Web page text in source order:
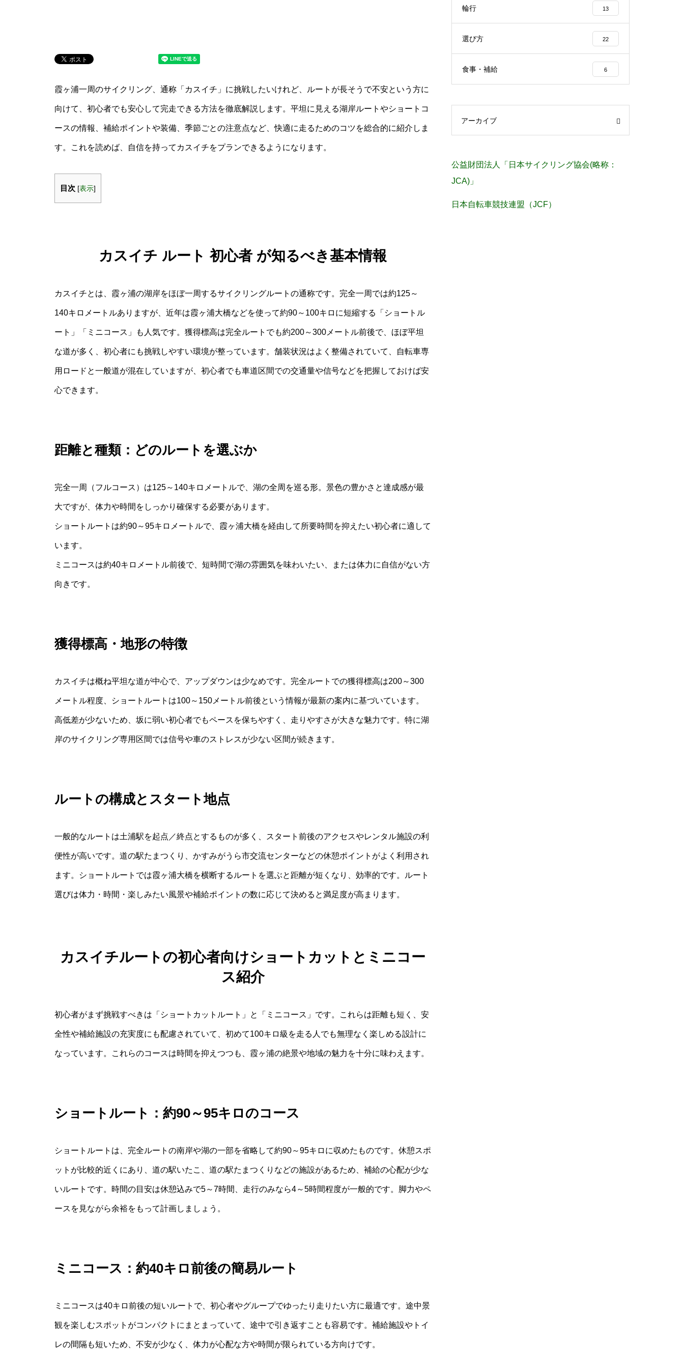
霞ヶ浦一周のサイクリング、通称「カスイチ」に挑戦したいけれど、ルートが長そうで不安という方に
向けて、初心者でも安心して完走できる方法を徹底解説します。平坦に見える湖岸ルートやショートコ
ースの情報、補給ポイントや装備、季節ごとの注意点など、快適に走るためのコツを総合的に紹介しま
す。これを読めば、自信を持ってカスイチをプランできるようになります。
目次 [表示]
カスイチ ルート 初心者 が知るべき基本情報
カスイチとは、霞ヶ浦の湖岸をほぼ一周するサイクリングルートの通称です。完全一周では約125～
140キロメートルありますが、近年は霞ヶ浦大橋などを使って約90～100キロに短縮する「ショートル
ート」「ミニコース」も人気です。獲得標高は完全ルートでも約200～300メートル前後で、ほぼ平坦
な道が多く、初心者にも挑戦しやすい環境が整っています。舗装状況はよく整備されていて、自転車専
用ロードと一般道が混在していますが、初心者でも車道区間での交通量や信号などを把握しておけば安
心できます。
距離と種類：どのルートを選ぶか
完全一周（フルコース）は125～140キロメートルで、湖の全周を巡る形。景色の豊かさと達成感が最
大ですが、体力や時間をしっかり確保する必要があります。
ショートルートは約90～95キロメートルで、霞ヶ浦大橋を経由して所要時間を抑えたい初心者に適して
います。
ミニコースは約40キロメートル前後で、短時間で湖の雰囲気を味わいたい、または体力に自信がない方
向きです。
獲得標高・地形の特徴
カスイチは概ね平坦な道が中心で、アップダウンは少なめです。完全ルートでの獲得標高は200～300
メートル程度、ショートルートは100～150メートル前後という情報が最新の案内に基づいています。
高低差が少ないため、坂に弱い初心者でもペースを保ちやすく、走りやすさが大きな魅力です。特に湖
岸のサイクリング専用区間では信号や車のストレスが少ない区間が続きます。
ルートの構成とスタート地点
一般的なルートは土浦駅を起点／終点とするものが多く、スタート前後のアクセスやレンタル施設の利
便性が高いです。道の駅たまつくり、かすみがうら市交流センターなどの休憩ポイントがよく利用され
ます。ショートルートでは霞ヶ浦大橋を横断するルートを選ぶと距離が短くなり、効率的です。ルート
選びは体力・時間・楽しみたい風景や補給ポイントの数に応じて決めると満足度が高まります。
カスイチルートの初心者向けショートカットとミニコー
ス紹介
初心者がまず挑戦すべきは「ショートカットルート」と「ミニコース」です。これらは距離も短く、安
全性や補給施設の充実度にも配慮されていて、初めて100キロ級を走る人でも無理なく楽しめる設計に
なっています。これらのコースは時間を抑えつつも、霞ヶ浦の絶景や地域の魅力を十分に味わえます。
ショートルート：約90～95キロのコース
ショートルートは、完全ルートの南岸や湖の一部を省略して約90～95キロに収めたものです。休憩スポ
ットが比較的近くにあり、道の駅いたこ、道の駅たまつくりなどの施設があるため、補給の心配が少な
いルートです。時間の目安は休憩込みで5～7時間、走行のみなら4～5時間程度が一般的です。脚力やペ
ースを見ながら余裕をもって計画しましょう。
ミニコース：約40キロ前後の簡易ルート
ミニコースは40キロ前後の短いルートで、初心者やグループでゆったり走りたい方に最適です。途中景
観を楽しむスポットがコンパクトにまとまっていて、途中で引き返すことも容易です。補給施設やトイ
レの間隔も短いため、不安が少なく、体力が心配な方や時間が限られている方向けです。
輪行 13
選び方 22
食事・補給 6
アーカイブ
公益財団法人「日本サイクリング協会(略称：
JCA)」
日本自転車競技連盟（JCF）